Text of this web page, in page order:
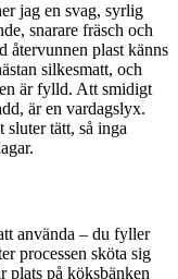
jag en svag, syrlig
snarare fräsch och
återvunnen plast känns
silkesmatt, och
är fylld. Att smidigt
är en vardagslyx.
tätt, så inga
använda – du fyller
processen sköta sig
plats på köksbänken